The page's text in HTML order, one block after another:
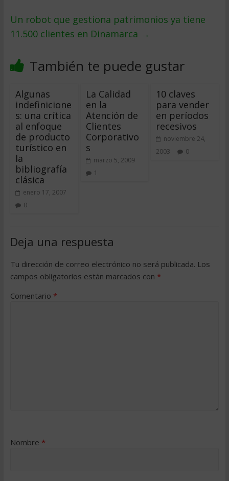
Un robot que gestiona patrimonios ya tiene
11.500 clientes en Dinamarca →
También te puede gustar
Algunas
indefinicione
s: una crítica
al enfoque
de producto
turístico en
la
bibliografía
clásica
enero 17, 2007
0
La Calidad
en la
Atención de
Clientes
Corporativo
s
marzo 5, 2009
1
10 claves
para vender
en períodos
recesivos
noviembre 24,
2003
0
Deja una respuesta
Tu dirección de correo electrónico no será publicada. Los
campos obligatorios están marcados con *
Comentario *
Nombre *